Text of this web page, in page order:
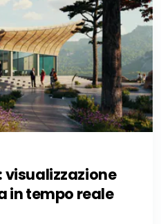
visualizzazione
in tempo reale